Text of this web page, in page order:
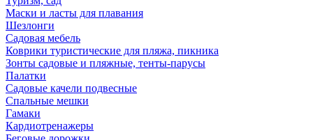
Маски и ласты для плавания
Шезлонги
Садовая мебель
Коврики туристические для пляжа, пикника
Зонты садовые и пляжные, тенты-парусы
Палатки
Садовые качели подвесные
Спальные мешки
Гамаки
Кардиотренажеры